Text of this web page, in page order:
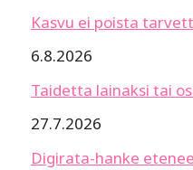
Kasvu ei poista
6.8.2026
Taidetta lainaksi tai
27.7.2026
Digirata-hanke